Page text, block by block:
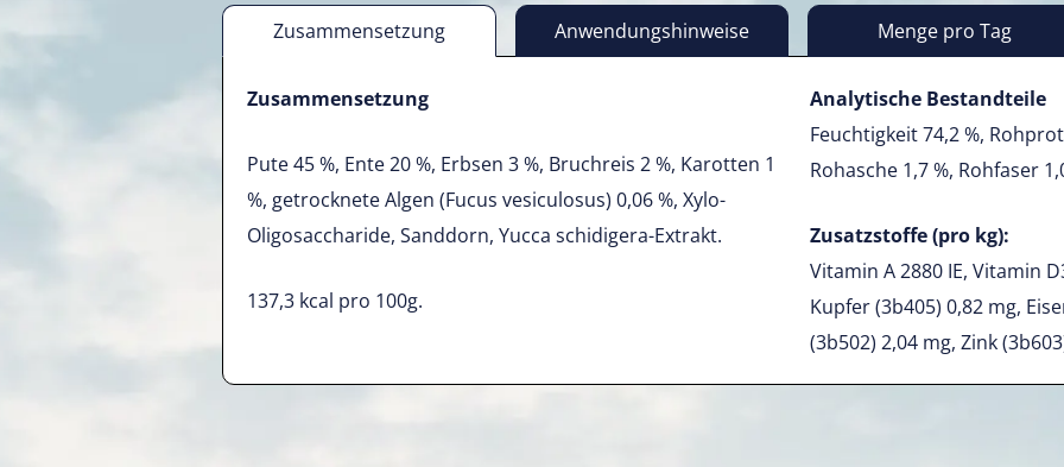
Zusammensetzung Anwendungshinweise Menge pro Tag
Zusammensetzung
Pute 45 %, Ente 20 %, Erbsen 3 %, Bruchreis 2 %, Karotten 1
%, getrocknete Algen (Fucus vesiculosus) 0,06 %, Xylo-
Oligosaccharide, Sanddorn, Yucca schidigera-Extrakt.
137,3 kcal pro 100g.
Analytische Bestandteile
Feuchtigkeit 74,2 %,
Rohasche 1,7 %, Rohfaser
Zusatzstoffe (pro kg):
Vitamin A 2880 IE, Vitamin
Kupfer (3b405) 0,82 mg,
(3b502) 2,04 mg, Zink